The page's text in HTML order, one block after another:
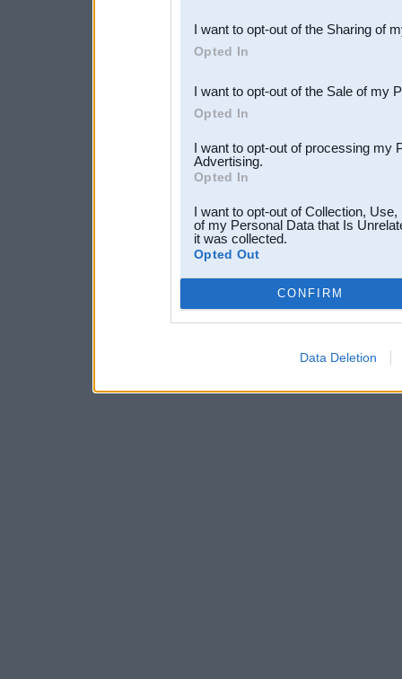
Downstream Participants
third parties.
I want to opt-out of the Sharing of
Opted In
I want to opt-out of the Sale of my
Opted In
I want to opt-out of processing my
Advertising.
Opted In
I want to opt-out of Collection,
of my Personal Data that Is
it was collected.
Opted Out
CONFIRM
Data Deletion